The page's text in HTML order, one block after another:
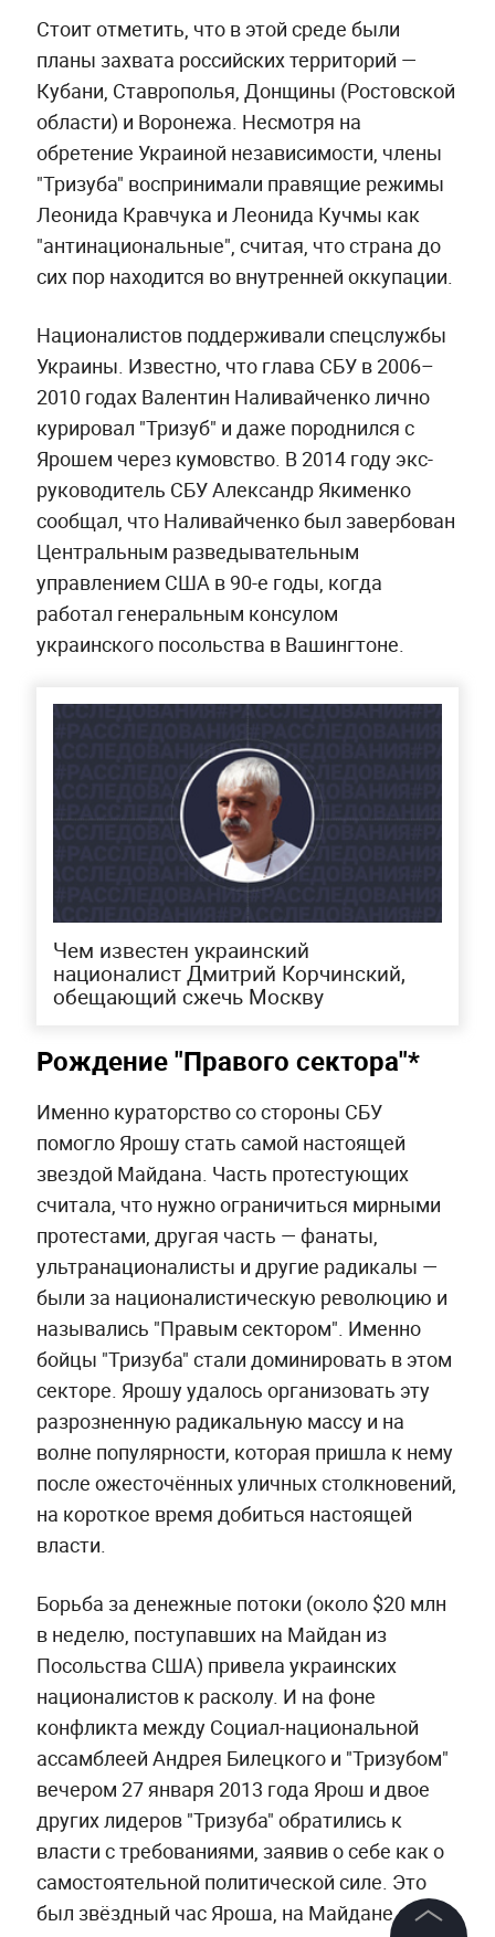
Стоит отметить, что в этой среде были
планы захвата российских территорий —
Кубани, Ставрополья, Донщины (Ростовской
области) и Воронежа. Несмотря на
обретение Украиной независимости, члены
"Тризуба" воспринимали правящие режимы
Леонида Кравчука и Леонида Кучмы как
"антинациональные", считая, что страна до
сих пор находится во внутренней оккупации.
Националистов поддерживали спецслужбы
Украины. Известно, что глава СБУ в 2006–
2010 годах Валентин Наливайченко лично
курировал "Тризуб" и даже породнился с
Ярошем через кумовство. В 2014 году экс-
руководитель СБУ Александр Якименко
сообщал, что Наливайченко был завербован
Центральным разведывательным
управлением США в 90-е годы, когда
работал генеральным консулом
украинского посольства в Вашингтоне.
Чем известен украинский
националист Дмитрий Корчинский,
обещающий сжечь Москву
Рождение "Правого сектора"*
Именно кураторство со стороны СБУ
помогло Ярошу стать самой настоящей
звездой Майдана. Часть протестующих
считала, что нужно ограничиться мирными
протестами, другая часть — фанаты,
ультранационалисты и другие радикалы —
были за националистическую революцию и
назывались "Правым сектором". Именно
бойцы "Тризуба" стали доминировать в этом
секторе. Ярошу удалось организовать эту
разрозненную радикальную массу и на
волне популярности, которая пришла к нему
после ожесточённых уличных столкновений,
на короткое время добиться настоящей
власти.
Борьба за денежные потоки (около $20 млн
в неделю, поступавших на Майдан из
Посольства США) привела украинских
националистов к расколу. И на фоне
конфликта между Социал-национальной
ассамблеей Андрея Билецкого и "Тризубом"
вечером 27 января 2013 года Ярош и двое
других лидеров "Тризуба" обратились к
власти с требованиями, заявив о себе как о
самостоятельной политической силе. Это
был звёздный час Яроша, на Майдане он,